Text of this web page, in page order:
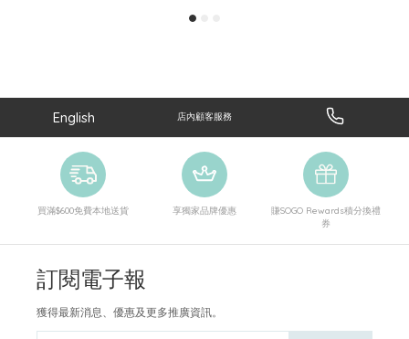
English 店內顧客服務
買滿$600免費本地送貨 享獨家品牌優惠
賺SOGO Rewards積分換禮
券
訂閱電子報
獲得最新消息、優惠及更多推廣資訊。